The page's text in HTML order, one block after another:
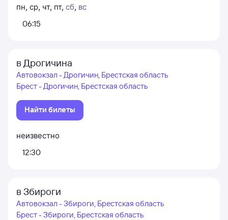
пн, ср, чт, пт, сб, вс
06:15
в Дрогичина
Автовокзал - Дрогичин, Брестская область
Брест - Дрогичин, Брестская область
Найти билеты
неизвестно
12:30
в Збироги
Автовокзал - Збироги, Брестская область
Брест - Збироги, Брестская область